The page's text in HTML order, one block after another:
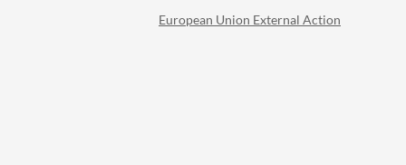
European Union External Action